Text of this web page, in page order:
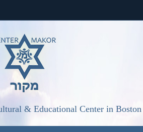
& Educational Center in Boston